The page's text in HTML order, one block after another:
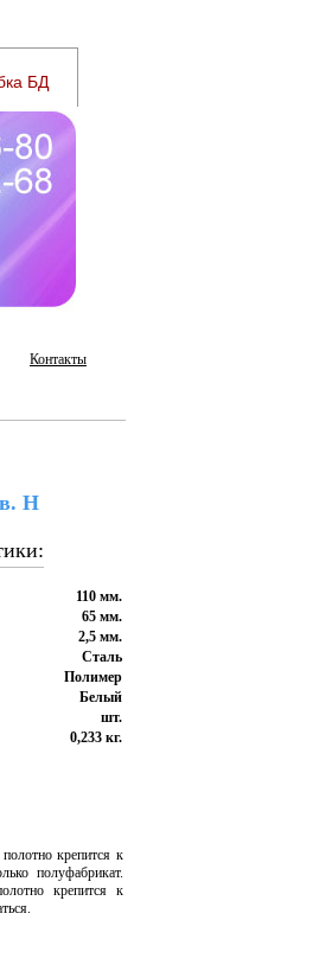
Контакты
Н
110 мм.
65 мм.
2,5 мм.
Сталь
Полимер
Белый
шт.
0,233 кг.
крепится к
полуфабрикат.
крепится к